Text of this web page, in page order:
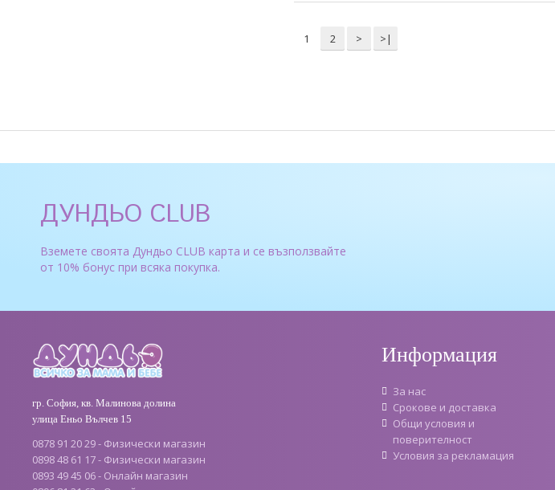
1 2 > >|
ДУНДЬО CLUB
Вземете своята Дундьо CLUB карта и се възползвайте
от 10% бонус при всяка покупка.
гр. София, кв. Малинова долина
улица Еньо Вълчев 15
0878 91 20 29 - Физически магазин
0898 48 61 17 - Физически магазин
0893 49 45 06 - Онлайн магазин
Информация
За нас
Срокове и доставка
Oбщи условия и
поверителност
Условия за рекламация